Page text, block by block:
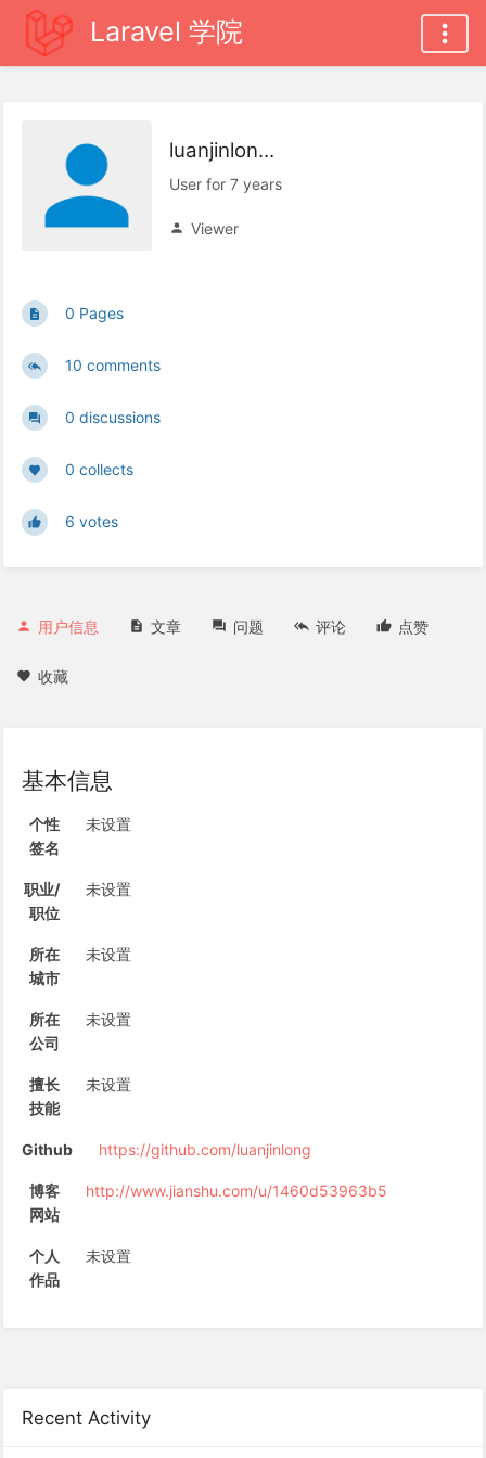
Laravel 学院
Recent Activity
luanjinlon...
User for 7 years
Viewer
0 Pages
10 comments
0 discussions
0 collects
6 votes
用户信息 文章 问题 评论 点赞
收藏
基本信息
个性
签名
未设置
职业/
职位
未设置
所在
城市
未设置
所在
公司
未设置
擅长
技能
未设置
Github https://github.com/luanjinlong
博客
网站
http://www.jianshu.com/u/1460d53963b5
个人
作品
未设置